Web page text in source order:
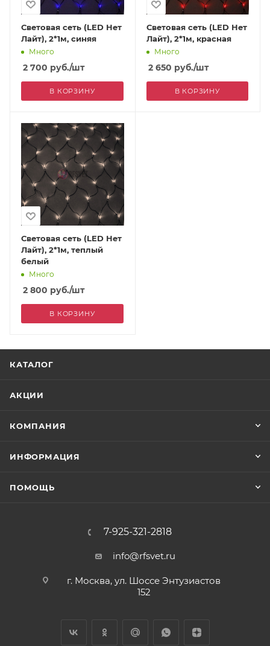
Световая сеть (LED Нет
Лайт), 2*1м, синяя
Много
2 700 руб./шт
В КОРЗИНУ
Световая сеть (LED Нет
Лайт), 2*1м, красная
Много
2 650 руб./шт
В КОРЗИНУ
Световая сеть (LED Нет
Лайт), 2*1м, теплый
белый
Много
2 800 руб./шт
В КОРЗИНУ
КАТАЛОГ
АКЦИИ
КОМПАНИЯ
ИНФОРМАЦИЯ
ПОМОЩЬ
7-925-321-2818
info@rfsvet.ru
г. Москва, ул. Шоссе Энтузиастов
152